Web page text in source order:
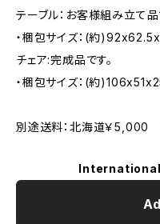
テーブル：お客様組み立て品
・梱包サイズ：(約
チェア:完成品です。
・梱包サイズ：(約
別途送料：北海道￥